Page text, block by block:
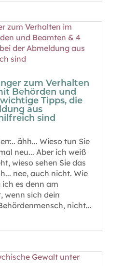
zum Verhalten
Behörden und
Tipps, die
aus
sind
ähh... Wieso tun Sie
neu... Aber ich weiß
wieso sehen Sie das
nee, auch nicht. Wie
es denn am
wenn sich dein
nicht...